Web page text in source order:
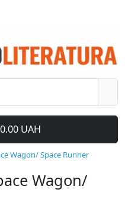
UAH
Wagon/ Space Runner
Wagon/